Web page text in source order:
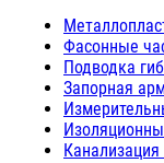
Фасонные
Подводка
Запорная